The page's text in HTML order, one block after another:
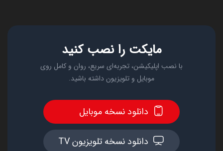
مایکت را نصب کنید
با نصب اپلیکیشن، تجربه‌ای سریع، روان و کامل روی
موبایل و تلویزیون داشته باشید.
دانلود نسخه موبایل
دانلود نسخه تلویزیون TV